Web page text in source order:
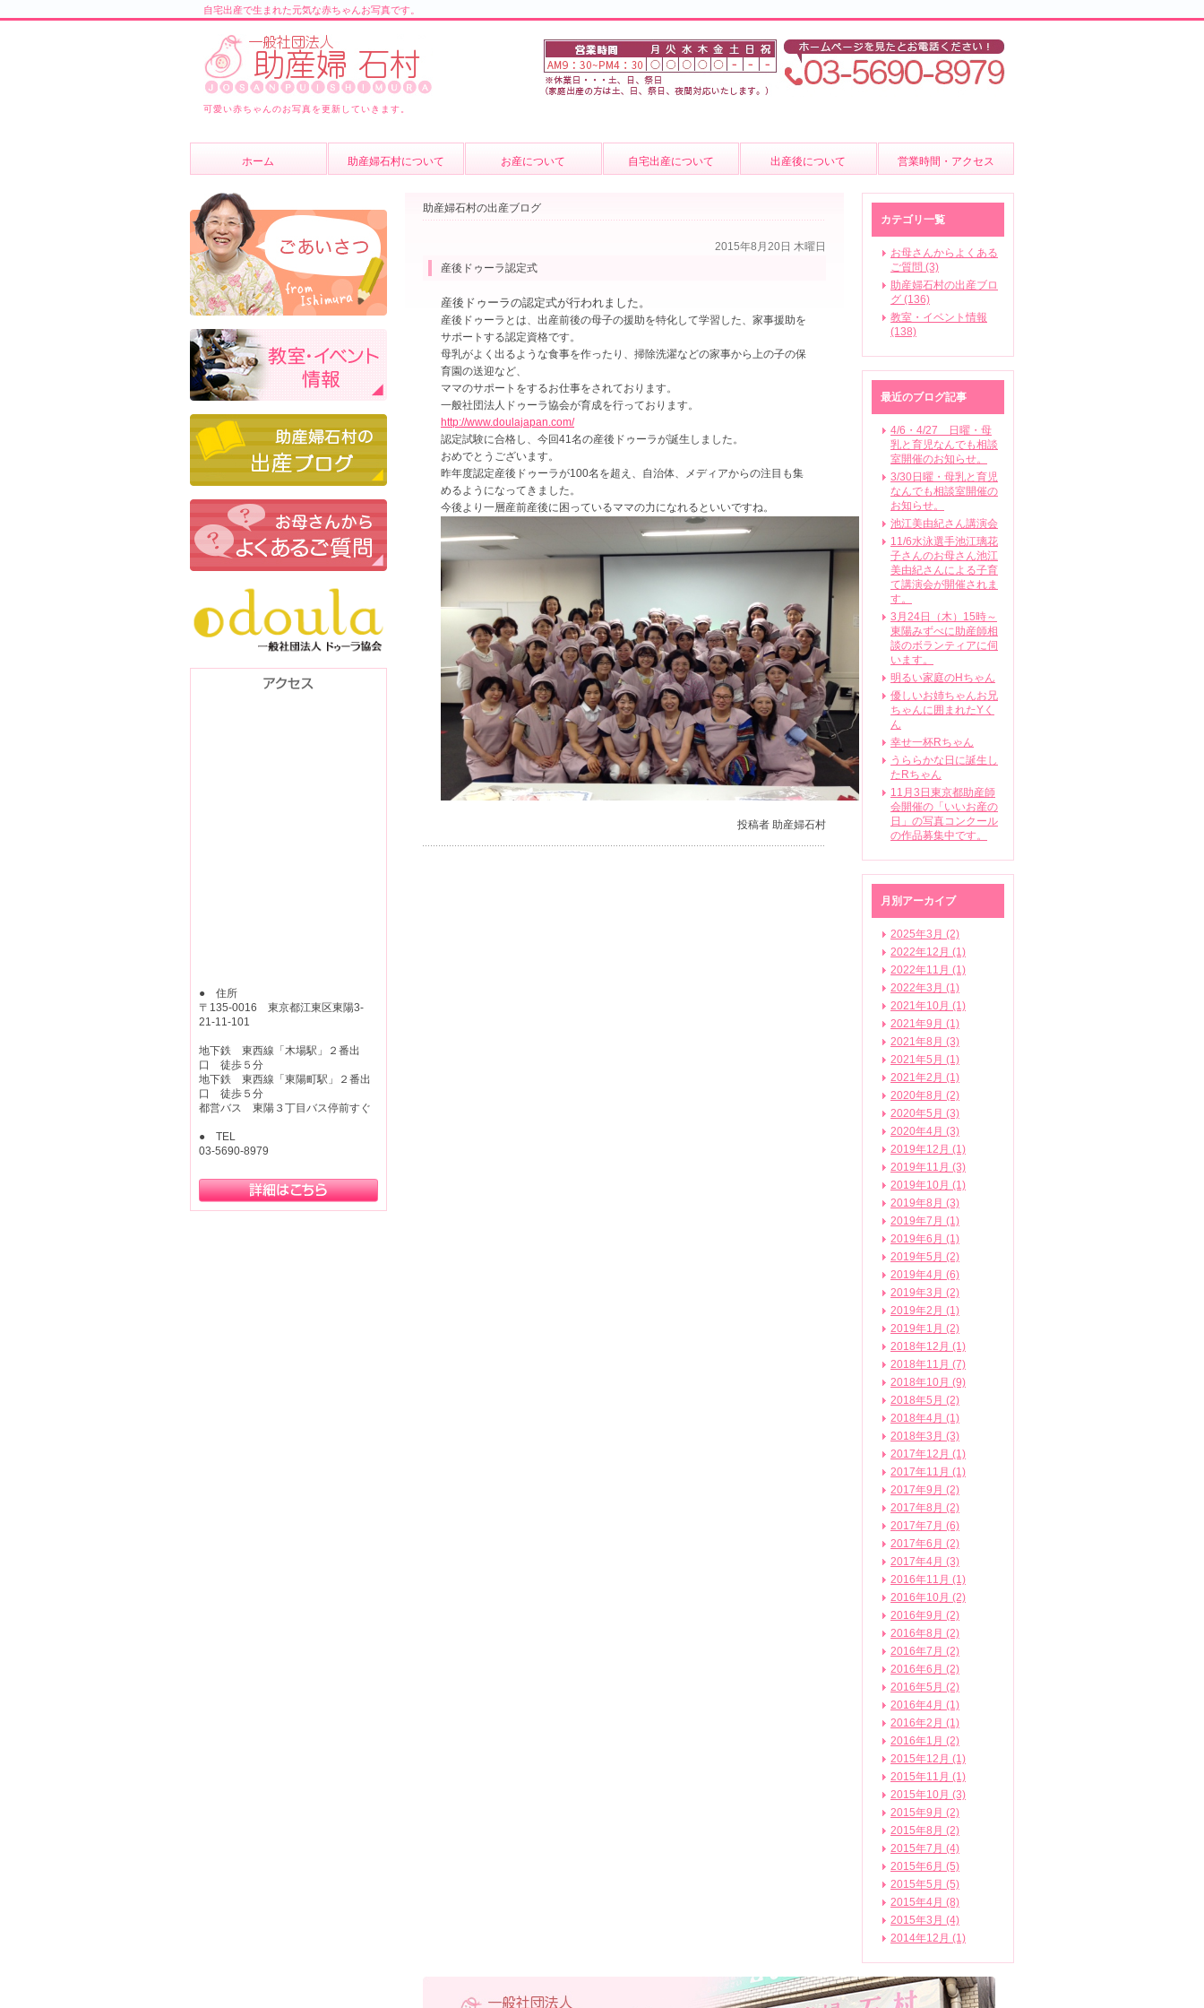
自宅出産で生まれた元気な赤ちゃんお写真です。
可愛い赤ちゃんのお写真を更新していきます。
ホーム 助産婦石村について
スタッフ紹介
よくあるご質問
ブログ
お産について
費用について
自宅出産について 出産後について 営業時間・アクセス
助産婦石村の出産ブログ
2015年8月20日 木曜日
産後ドゥーラ認定式
産後ドゥーラの認定式が行われました。
産後ドゥーラとは、出産前後の母子の援助を特化して学習した、家事援助を
サポートする認定資格です。
母乳がよく出るような食事を作ったり、掃除洗濯などの家事から上の子の保
育園の送迎など、
ママのサポートをするお仕事をされております。
一般社団法人ドゥーラ協会が育成を行っております。
http://www.doulajapan.com/
認定試験に合格し、今回41名の産後ドゥーラが誕生しました。
おめでとうございます。
昨年度認定産後ドゥーラが100名を超え、自治体、メディアからの注目も集
めるようになってきました。
今後より一層産前産後に困っているママの力になれるといいですね。
投稿者 助産婦石村
カテゴリ一覧
お母さんからよくある
ご質問 (3)
助産婦石村の出産ブロ
グ (136)
教室・イベント情報
(138)
最近のブログ記事
4/6・4/27 日曜・母
乳と育児なんでも相談
室開催のお知らせ。
3/30日曜・母乳と育児
なんでも相談室開催の
お知らせ。
池江美由紀さん講演会
11/6水泳選手池江璃花
子さんのお母さん池江
美由紀さんによる子育
て講演会が開催されま
す。
3月24日（木）15時～
東陽みずべに助産師相
談のボランティアに伺
います。
明るい家庭のHちゃん
優しいお姉ちゃんお兄
ちゃんに囲まれたYく
ん
幸せ一杯Rちゃん
うららかな日に誕生し
たRちゃん
11月3日東京都助産師
会開催の「いいお産の
日」の写真コンクール
の作品募集中です。
月別アーカイブ
2025年3月 (2)
2022年12月 (1)
2022年11月 (1)
2022年3月 (1)
2021年10月 (1)
2021年9月 (1)
2021年8月 (3)
2021年5月 (1)
2021年2月 (1)
2020年8月 (2)
2020年5月 (3)
2020年4月 (3)
2019年12月 (1)
2019年11月 (3)
2019年10月 (1)
2019年8月 (3)
2019年7月 (1)
2019年6月 (1)
2019年5月 (2)
2019年4月 (6)
2019年3月 (2)
2019年2月 (1)
2019年1月 (2)
2018年12月 (1)
2018年11月 (7)
2018年10月 (9)
2018年5月 (2)
2018年4月 (1)
2018年3月 (3)
2017年12月 (1)
2017年11月 (1)
2017年9月 (2)
2017年8月 (2)
2017年7月 (6)
2017年6月 (2)
2017年4月 (3)
2016年11月 (1)
2016年10月 (2)
2016年9月 (2)
2016年8月 (2)
2016年7月 (2)
2016年6月 (2)
2016年5月 (2)
2016年4月 (1)
2016年2月 (1)
2016年1月 (2)
2015年12月 (1)
2015年11月 (1)
2015年10月 (3)
2015年9月 (2)
2015年8月 (2)
2015年7月 (4)
2015年6月 (5)
2015年5月 (5)
2015年4月 (8)
2015年3月 (4)
2014年12月 (1)
● 住所
〒135-0016 東京都江東区東陽3-
21-11-101
地下鉄 東西線「木場駅」２番出
口 徒歩５分
地下鉄 東西線「東陽町駅」２番出
口 徒歩５分
都営バス 東陽３丁目バス停前すぐ
● TEL
03-5690-8979